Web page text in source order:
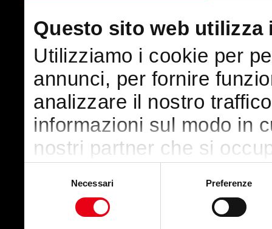
Questo sito web utilizza
Utilizziamo i cookie per
annunci, per fornire
analizzare il nostro
informazioni sul modo in
nostri partner che si
con altre informazioni
raccolto dal suo utilizzo
Necessari Preferenze